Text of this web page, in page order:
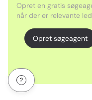
Opret en gratis
når der er relevante
Opret søgeagent